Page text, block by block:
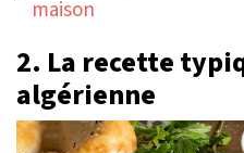
2. La recette
algérienne